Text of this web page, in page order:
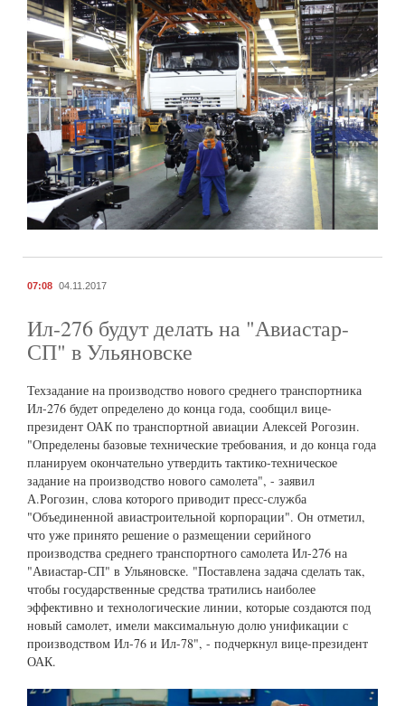
07:08 04.11.2017
Ил-276 будут делать на "Авиастар-
СП" в Ульяновске
Техзадание на производство нового среднего транспортника
Ил-276 будет определено до конца года, сообщил вице-
президент ОАК по транспортной авиации Алексей Рогозин.
"Определены базовые технические требования, и до конца года
планируем окончательно утвердить тактико-техническое
задание на производство нового самолета", - заявил
А.Рогозин, слова которого приводит пресс-служба
"Объединенной авиастроительной корпорации". Он отметил,
что уже принято решение о размещении серийного
производства среднего транспортного самолета Ил-276 на
"Авиастар-СП" в Ульяновске. "Поставлена задача сделать так,
чтобы государственные средства тратились наиболее
эффективно и технологические линии, которые создаются под
новый самолет, имели максимальную долю унификации с
производством Ил-76 и Ил-78", - подчеркнул вице-президент
ОАК.